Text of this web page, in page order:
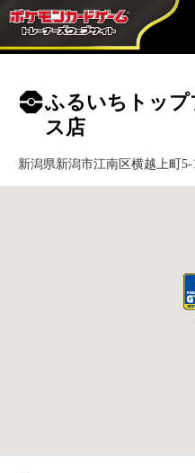
ふるいちトッ
ス店
新潟県新潟市江南区横越上町5-